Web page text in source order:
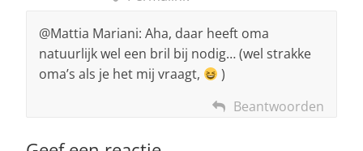
@Mattia Mariani: Aha, daar heeft oma
natuurlijk wel een bril bij nodig… (wel strakke
oma’s als je het mij vraagt,
)
Beantwoorden